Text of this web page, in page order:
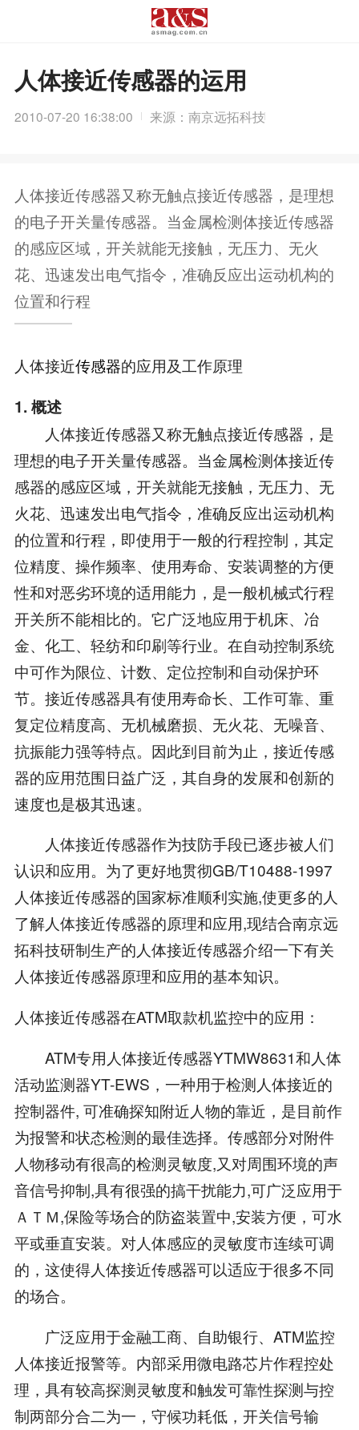
人体接近传感器的运用
2010-07-20 16:38:00 来源：南京远拓科技
人体接近传感器又称无触点接近传感器，是理想
的电子开关量传感器。当金属检测体接近传感器
的感应区域，开关就能无接触，无压力、无火
花、迅速发出电气指令，准确反应出运动机构的
位置和行程
人体接近传感器的应用及工作原理
1. 概述
人体接近传感器又称无触点接近传感器，是
理想的电子开关量传感器。当金属检测体接近传
感器的感应区域，开关就能无接触，无压力、无
火花、迅速发出电气指令，准确反应出运动机构
的位置和行程，即使用于一般的行程控制，其定
位精度、操作频率、使用寿命、安装调整的方便
性和对恶劣环境的适用能力，是一般机械式行程
开关所不能相比的。它广泛地应用于机床、冶
金、化工、轻纺和印刷等行业。在自动控制系统
中可作为限位、计数、定位控制和自动保护环
节。接近传感器具有使用寿命长、工作可靠、重
复定位精度高、无机械磨损、无火花、无噪音、
抗振能力强等特点。因此到目前为止，接近传感
器的应用范围日益广泛，其自身的发展和创新的
速度也是极其迅速。
人体接近传感器作为技防手段已逐步被人们
认识和应用。为了更好地贯彻GB/T10488-1997
人体接近传感器的国家标准顺利实施,使更多的人
了解人体接近传感器的原理和应用,现结合南京远
拓科技研制生产的人体接近传感器介绍一下有关
人体接近传感器原理和应用的基本知识。
人体接近传感器在ATM取款机监控中的应用：
ATM专用人体接近传感器YTMW8631和人体
活动监测器YT-EWS，一种用于检测人体接近的
控制器件, 可准确探知附近人物的靠近，是目前作
为报警和状态检测的最佳选择。传感部分对附件
人物移动有很高的检测灵敏度,又对周围环境的声
音信号抑制,具有很强的搞干扰能力,可广泛应用于
ＡＴＭ,保险等场合的防盗装置中,安装方便，可水
平或垂直安装。对人体感应的灵敏度市连续可调
的，这使得人体接近传感器可以适应于很多不同
的场合。
广泛应用于金融工商、自助银行、ATM监控
人体接近报警等。内部采用微电路芯片作程控处
理，具有较高探测灵敏度和触发可靠性探测与控
制两部分合二为一，守候功耗低，开关信号输